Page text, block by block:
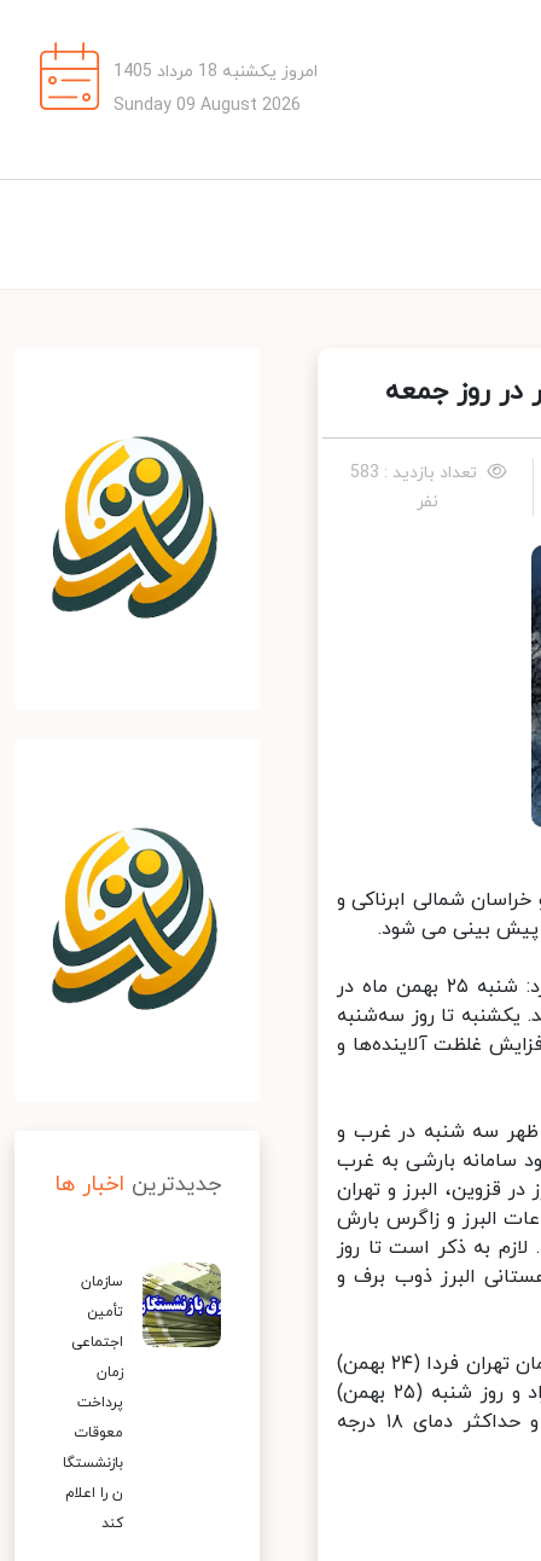
امروز یکشنبه 18 مرداد 1405
Sunday 09 August 2026
روز جمعه
تعداد بازدید : 583
نفر
شمالی ابرناکی و
پیش بینی می شود.
وی با بیان اینکه جمعه در اکثر مناطق کشور آسمان صاف است، اظهار کرد: شنبه ۲۵ بهمن ماه در
تا روز سه‌شنبه
غلظت آلاینده‌ها و
سه شنبه در غرب و
سامانه بارشی به غرب
البرز و تهران
البرز و زاگرس بارش
به ذکر است تا روز
البرز ذوب برف و
ضیاییان در پایان درباره وضعیت جوی تهران طی دو روز آینده اظهار کرد: آسمان تهران فردا (۲۴ بهمن)
صاف گاهی غبار محلی با حداقل دمای ۷ و حداکثر دمای ۱۷ درجه سانتیگراد و روز شنبه (۲۵ بهمن)
قسمتی ابری و غبار صبحگاهی در بعدازظهر وزش باد با حداقل دمای ۸ و حداکثر دمای ۱۸ درجه
جدیدترین اخبار ها
سازمان
تأمین
اجتماعی
زمان
پرداخت
معوقات
بازنشستگا
ن را اعلام
کند